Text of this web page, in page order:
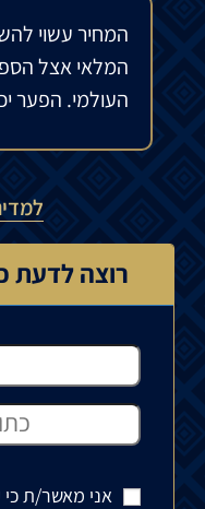
המחיר עשוי
המלאי אצל
העולמי. הפער יכול
רוצה לדעת
אני מאשר/ת כי